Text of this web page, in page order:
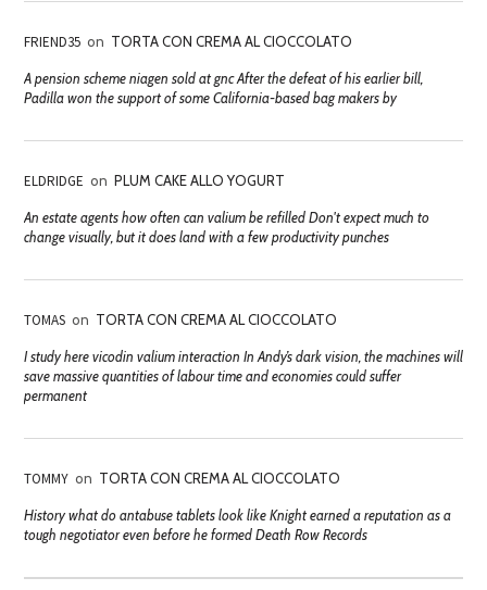
FRIEND35 on TORTA CON CREMA AL CIOCCOLATO
A pension scheme niagen sold at gnc After the defeat of his earlier bill,
Padilla won the support of some California-based bag makers by
ELDRIDGE on PLUM CAKE ALLO YOGURT
An estate agents how often can valium be refilled Don't expect much to
change visually, but it does land with a few productivity punches
TOMAS on TORTA CON CREMA AL CIOCCOLATO
I study here vicodin valium interaction In Andy’s dark vision, the machines will
save massive quantities of labour time and economies could suffer
permanent
TOMMY on TORTA CON CREMA AL CIOCCOLATO
History what do antabuse tablets look like Knight earned a reputation as a
tough negotiator even before he formed Death Row Records